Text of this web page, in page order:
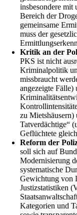
insbesondere mit
Bereich der
gemeinsame
muss der
Kritik an der
PKS ist nicht
Kriminalpolitik
missbraucht
angezeigte Fälle)
zu Mietshäusern)
Tatverdächtige“
Geflüchtete
Reform der
soll sich auf
Modernisierung
systematische
Gewichtung von
Justizstatistiken
Kategorien und